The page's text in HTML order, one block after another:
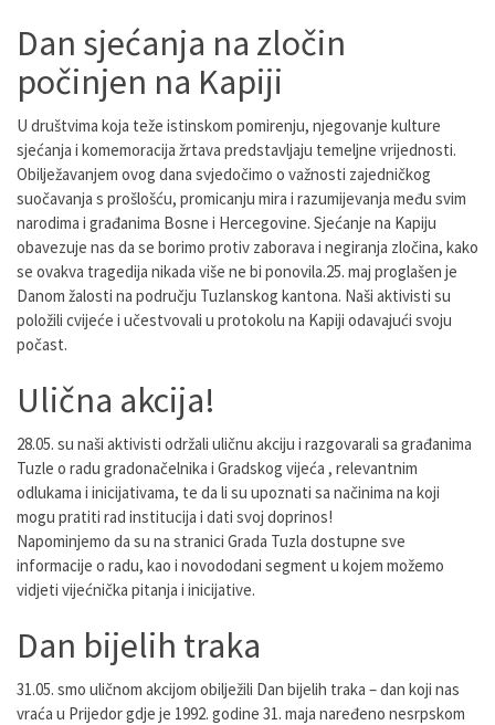
Dan sjećanja na zločin
počinjen na Kapiji
U društvima koja teže istinskom pomirenju, njegovanje kulture
sjećanja i komemoracija žrtava predstavljaju temeljne vrijednosti.
Obilježavanjem ovog dana svjedočimo o važnosti zajedničkog
suočavanja s prošlošću, promicanju mira i razumijevanja među svim
narodima i građanima Bosne i Hercegovine. Sjećanje na Kapiju
obavezuje nas da se borimo protiv zaborava i negiranja zločina, kako
se ovakva tragedija nikada više ne bi ponovila.25. maj proglašen je
Danom žalosti na području Tuzlanskog kantona. Naši aktivisti su
položili cvijeće i učestvovali u protokolu na Kapiji odavajući svoju
počast.
Ulična akcija!
28.05. su naši aktivisti održali uličnu akciju i razgovarali sa građanima
Tuzle o radu gradonačelnika i Gradskog vijeća , relevantnim
odlukama i inicijativama, te da li su upoznati sa načinima na koji
mogu pratiti rad institucija i dati svoj doprinos!
Napominjemo da su na stranici Grada Tuzla dostupne sve
informacije o radu, kao i novododani segment u kojem možemo
vidjeti vijećnička pitanja i inicijative.
Dan bijelih traka
31.05. smo uličnom akcijom obilježili Dan bijelih traka – dan koji nas
vraća u Prijedor gdje je 1992. godine 31. maja naređeno nesrpskom